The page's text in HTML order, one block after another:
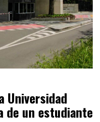
Universidad
de un estudiante